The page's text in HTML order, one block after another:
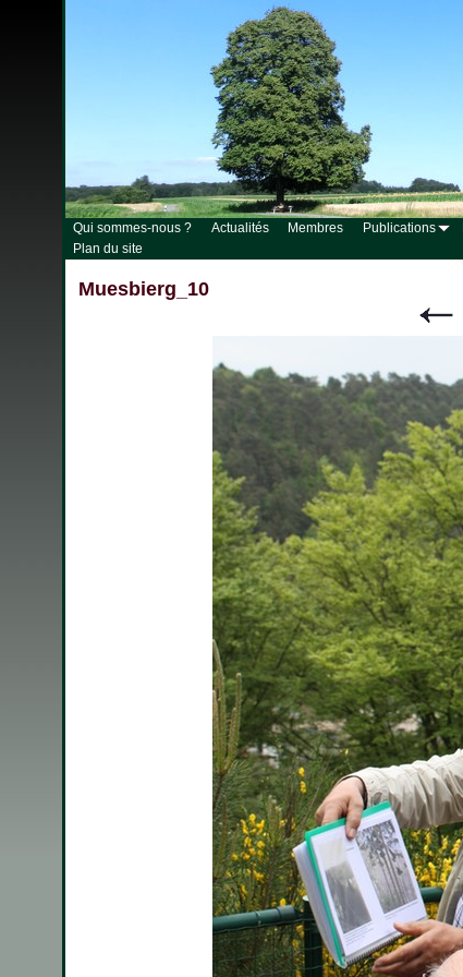
Qui sommes-nous ? Actualités Membres Publications
Plan du site
Muesbierg_10